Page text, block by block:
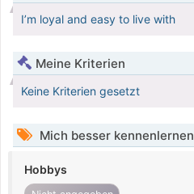
I’m loyal and easy to live with
Meine Kriterien
Keine Kriterien gesetzt
Mich besser kennenlernen
Hobbys